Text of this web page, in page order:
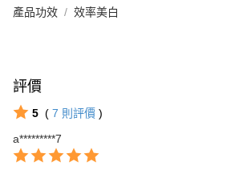
產品功效 效率美白
評價
5 ( 7 則評價 )
a*********7